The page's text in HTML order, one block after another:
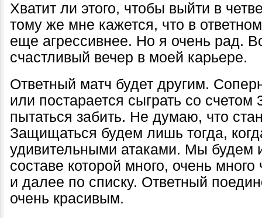
Хватит ли этого, чтобы выйти в
тому же мне кажется, что в
еще агрессивнее. Но я очень рад.
счастливый вечер в моей карьере.
Ответный матч будет другим.
или постарается сыграть со
пытаться забить. Не думаю, что
Защищаться будем лишь тогда,
удивительными атаками. Мы будем
составе которой много, очень
и далее по списку. Ответный
очень красивым.